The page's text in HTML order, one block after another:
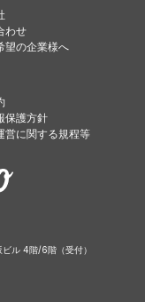
わせ
望の企業様へ
保護方針
営に関する規程等
ル 4階/6階（受付）